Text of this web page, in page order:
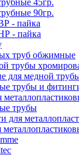
90гр.
- пайка
- пайка
труб обжимные
трубы
для медной
трубы и
трубы